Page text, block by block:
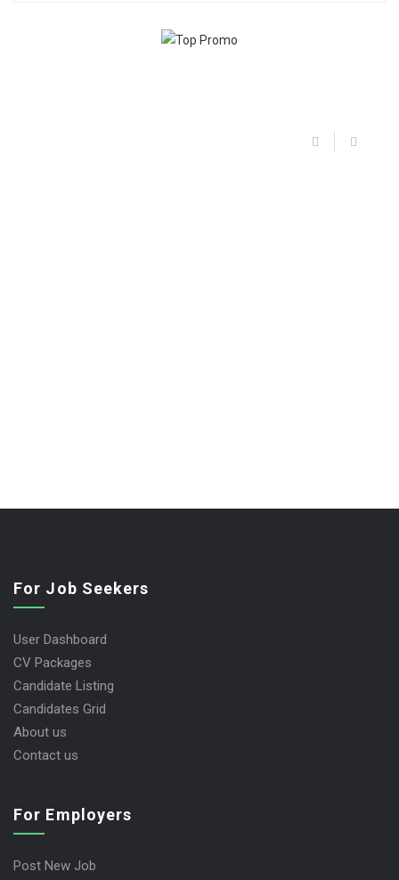
For Job Seekers
User Dashboard
CV Packages
Candidate Listing
Candidates Grid
About us
Contact us
For Employers
Post New Job